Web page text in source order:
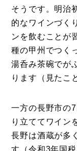
そうです。明治
的なワインづく
ンを飲むことが
種の甲州でつく
湯呑み茶碗でが
ります（見たこ
一方の長野市の
り立ててワイン
長野は酒蔵が多